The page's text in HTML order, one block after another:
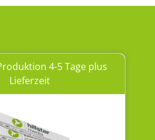
4-5 Tage plus
Lieferzeit